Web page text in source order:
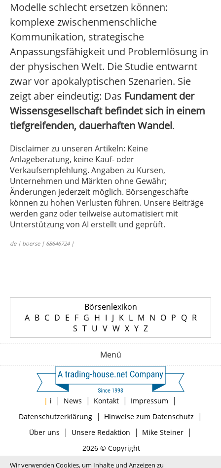
Modelle schlecht ersetzen können:
komplexe zwischenmenschliche
Kommunikation, strategische
Anpassungsfähigkeit und Problemlösung in
der physischen Welt. Die Studie entwarnt
zwar vor apokalyptischen Szenarien. Sie
zeigt aber eindeutig: Das Fundament der
Wissensgesellschaft befindet sich in einem
tiefgreifenden, dauerhaften Wandel.
Disclaimer zu unseren Artikeln: Keine
Anlageberatung, keine Kauf- oder
Verkaufsempfehlung. Angaben zu Kursen,
Unternehmen und Märkten ohne Gewähr;
Änderungen jederzeit möglich. Börsengeschäfte
können zu hohen Verlusten führen. Unsere Beiträge
werden ganz oder teilweise automatisiert mit
Unterstützung von AI erstellt und geprüft.
de | boerse | 68646724 |
Börsenlexikon
A B C D E F G H I J K L M N O P Q R
S T U V W X Y Z
Menü
| i | News | Kontakt | Impressum |
Datenschutzerklärung| Hinweise zum Datenschutz |
Über uns | Unsere Redaktion | Mike Steiner|
2026 © Copyright
Wir verwenden Cookies, um Inhalte und Anzeigen zu